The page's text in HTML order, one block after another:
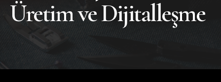
Üretim ve Dijitalleşme